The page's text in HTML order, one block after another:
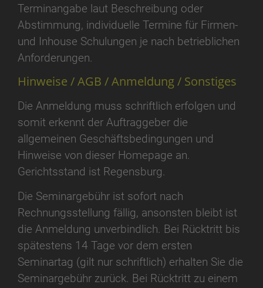
Terminangabe laut Beschreibung oder
Abstimmung, individuelle Termine für Firmen-
und Inhouse Schulungen je nach betrieblichen
Anforderungen.
Hinweise / AGB / Anmeldung / Sonstiges
Die Anmeldung muss schriftlich erfolgen und
somit erkennt der Auftraggeber die
allgemeinen Geschäftsbedingungen und
Hinweise von dieser Homepage an.
Gerichtsstand ist Regensburg.
Die Seminargebühr ist sofort nach
Rechnungsstellung fällig, ansonsten bleibt ist
die Anmeldung unverbindlich. Bei Rücktritt bis
spätestens 14 Tage vor dem ersten
Seminartag (gilt nur schriftlich) erhalten Sie die
Seminargebühr zurück. Bei Rücktritt zu einem